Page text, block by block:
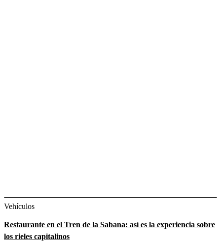
Vehículos
Restaurante en el Tren de la Sabana: así es la experiencia sobre
los rieles capitalinos